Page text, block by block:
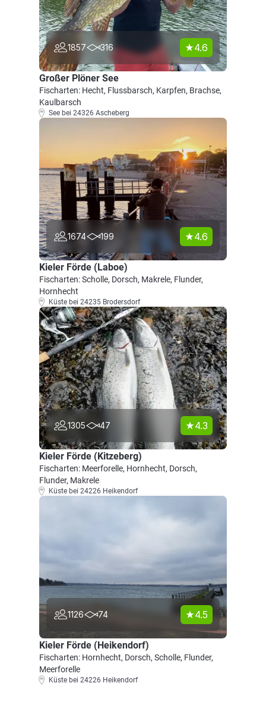
1857 316 4.6
Großer Plöner See
Fischarten: Hecht, Flussbarsch, Karpfen, Brachse,
Kaulbarsch
See bei 24326 Ascheberg
1674 199 4.6
Kieler Förde (Laboe)
Fischarten: Scholle, Dorsch, Makrele, Flunder,
Hornhecht
Küste bei 24235 Brodersdorf
1305 47 4.3
Kieler Förde (Kitzeberg)
Fischarten: Meerforelle, Hornhecht, Dorsch,
Flunder, Makrele
Küste bei 24226 Heikendorf
1126 74 4.5
Kieler Förde (Heikendorf)
Fischarten: Hornhecht, Dorsch, Scholle, Flunder,
Meerforelle
Küste bei 24226 Heikendorf